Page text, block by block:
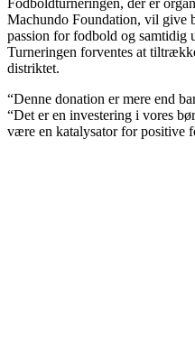
Fodboldturneringen, der er
Machundo Foundation, vil give
passion for fodbold og samtidig
Turneringen forventes at
distriktet.
“Denne donation er mere end
“Det er en investering i vores
være en katalysator for positive